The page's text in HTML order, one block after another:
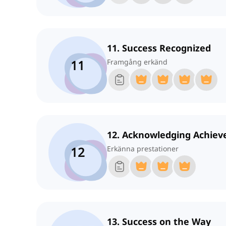
11
11. Success Recognized
Framgång erkänd
12
12. Acknowledging
Erkänna prestationer
13. Success on the Way